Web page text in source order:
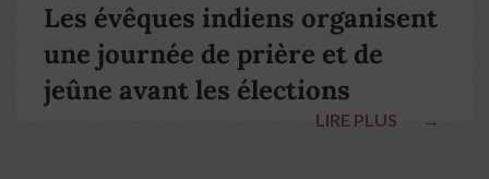
Les évêques indiens organisent
une journée de prière et de
jeûne avant les élections
LIRE PLUS →